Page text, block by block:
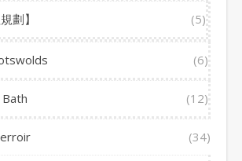
劃】 (5)
(6)
Bath (12)
(34)